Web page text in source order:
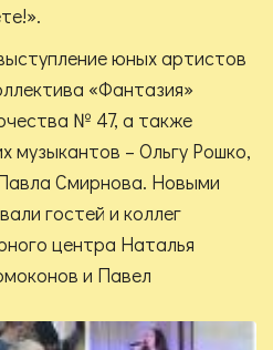
юных артистов
«Фантазия»
№ 47, а также
музыкантов – Ольгу Рошко,
Смирнова. Новыми
гостей и коллег
центра Наталья
и Павел